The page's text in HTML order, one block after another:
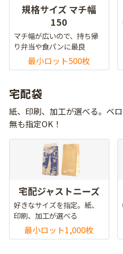
規格サイズ マチ幅
150
マチ幅が広いので、持ち帰
り弁当や食パンに最良
最小ロット500枚
宅配袋
紙、印刷、加工が選べる。ベ
無も指定OK！
宅配ジャストニーズ
好きなサイズを指定。紙、
印刷、加工が選べる
最小ロット1,000枚